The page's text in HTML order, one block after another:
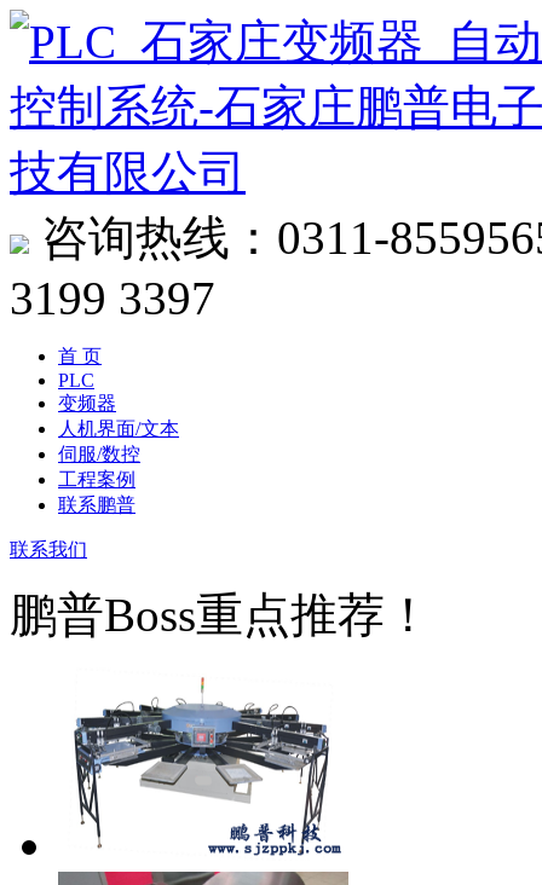
咨询热线： 0311-
3199 3397
首 页
PLC
变频器
人机界面/文本
伺服/数控
工程案例
联系鹏普
联系我们
鹏普Boss重点推荐！